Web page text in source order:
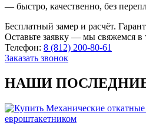
— быстро, качественно, без
Бесплатный замер и расчёт.
Оставьте заявку — мы свяжемся в
Телефон: 8 (812) 200-80-61
Заказать звонок
НАШИ